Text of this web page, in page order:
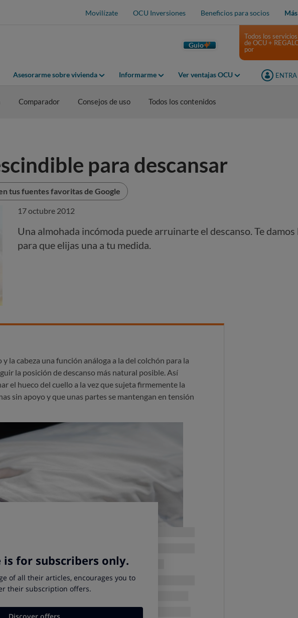
Movilízate OCU Inversiones Beneficios para socios
Guio
Asesorarme sobre vivienda Informarme Ver ventajas OCU ENTRA
Todos los servicios
de OCU +
por
Comparador Consejos de uso Todos los contenidos
para descansar
tus fuentes favoritas de Google
17 octubre 2012
Una almohada incómoda puede arruinarte el descanso. Te damos
para que elijas una a tu medida.
la cabeza una función análoga a la del colchón para la
la posición de descanso más natural posible. Así
el hueco del cuello a la vez que sujeta firmemente la
sin apoyo y que unas partes se mantengan en tensión